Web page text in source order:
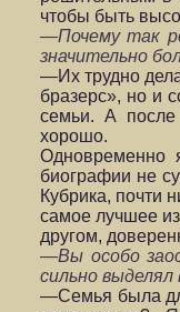
чтобы быть
—Почему так
значительно
—Их трудно
бразерс», но и
семьи. А после
хорошо.
Одновременно
биографии не
Кубрика, почти
самое лучшее
другом,
—Вы особо
сильно
—Семья была